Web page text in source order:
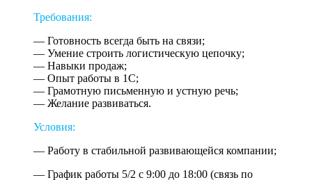
Требования:
— Готовность всегда быть на связи;
— Умение строить логистическую цепочку;
— Навыки продаж;
— Опыт работы в 1С;
— Грамотную письменную и устную речь;
— Желание развиваться.
Условия:
— Работу в стабильной развивающейся компании;
— График работы 5/2 с 9:00 до 18:00 (связь по